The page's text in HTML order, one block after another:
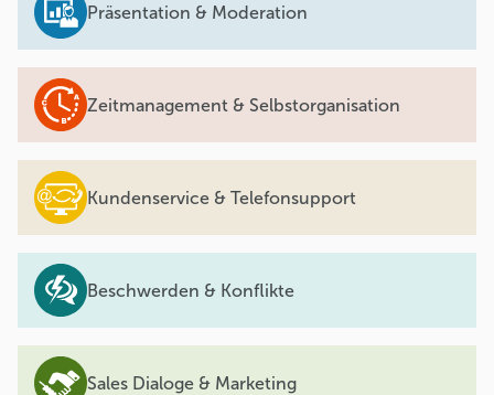
Präsentation & Moderation
Zeitmanagement & Selbstorganisation
Kundenservice & Telefonsupport
Beschwerden & Konflikte
Sales Dialoge & Marketing